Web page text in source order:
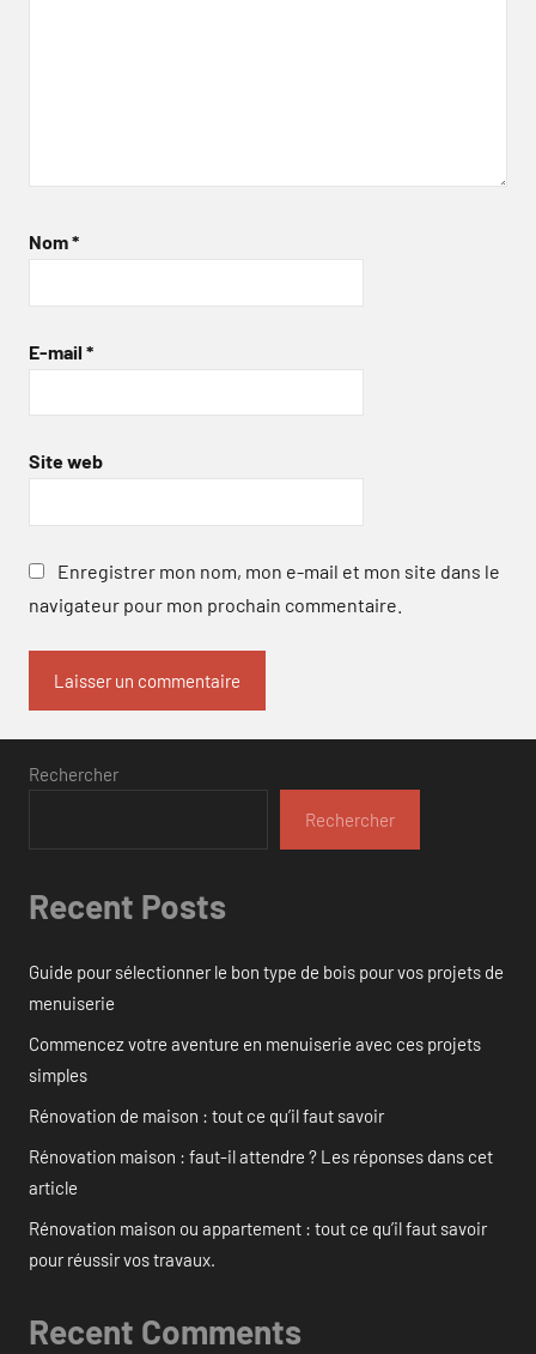
Nom*
E-mail *
Site web
Enregistrer mon nom, mon e-mail et mon site dans le
navigateur pour mon prochain commentaire.
Rechercher
Rechercher
Recent Posts
Guide pour sélectionner le bon type de bois pour vos projets de
menuiserie
Commencez votre aventure en menuiserie avec ces projets
simples
Rénovation de maison : tout ce qu’il faut savoir
Rénovation maison : faut-il attendre ? Les réponses dans cet
article
Rénovation maison ou appartement : tout ce qu’il faut savoir
pour réussir vos travaux.
Recent Comments